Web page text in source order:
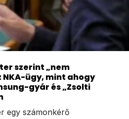
szerint „nem
NKA-ügy, mint ahogy
gyár és „Zsolti
egy számonkérő